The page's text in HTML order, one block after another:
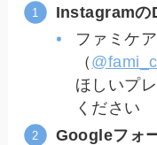
Instagramの
ファミケ
（
ほしいプ
ください
Googleフォ